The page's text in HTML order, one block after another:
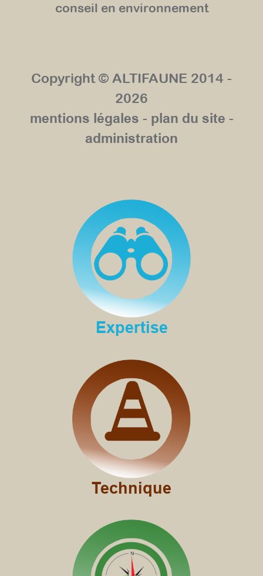
conseil en environnement
Copyright © ALTIFAUNE 2014 -
2026
mentions légales - plan du site -
administration
Expertise
Technique